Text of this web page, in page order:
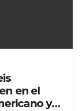
en el
y